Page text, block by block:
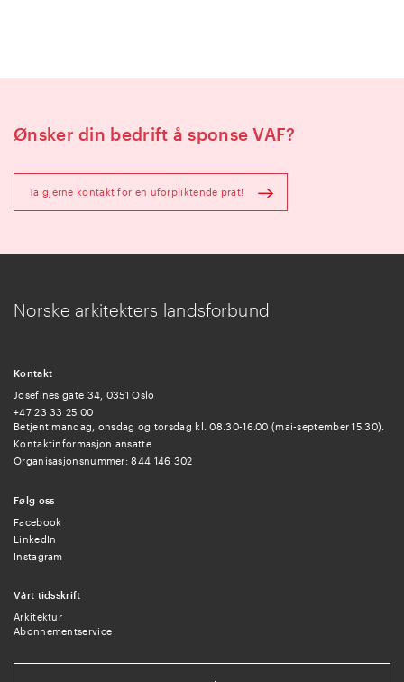
Ønsker din bedrift å sponse VAF?
Ta gjerne kontakt for en uforpliktende prat!
Norske arkitekters landsforbund
Kontakt
Josefines gate 34, 0351 Oslo
+47 23 33 25 00
Betjent mandag, onsdag og torsdag kl. 08.30-16.00 (mai-september 15.30).
Kontaktinformasjon ansatte
Organisasjonsnummer: 844 146 302
Følg oss
Facebook
LinkedIn
Instagram
Vårt tidsskrift
Arkitektur
Abonnementservice